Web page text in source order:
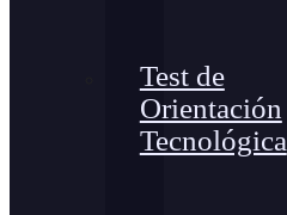
Test de
Orientación
Tecnológica